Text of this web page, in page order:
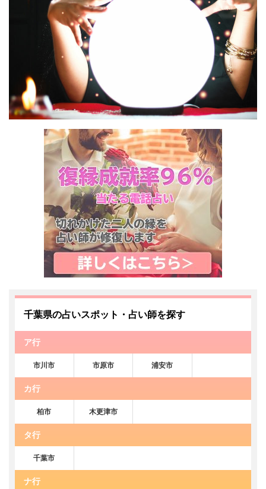
千葉県の占いスポット・占い師を探す
ア行
市川市 市原市 浦安市
カ行
柏市 木更津市
タ行
千葉市
ナ行